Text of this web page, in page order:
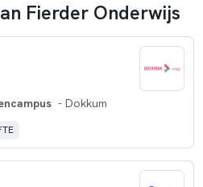
Fierder Onderwijs
- Dokkum